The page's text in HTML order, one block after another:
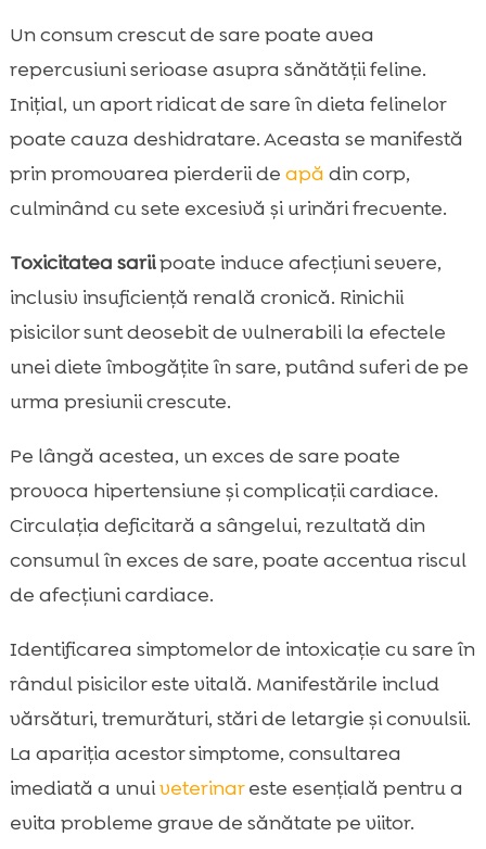
Un consum crescut de sare poate avea
repercusiuni serioase asupra sănătății feline.
Inițial, un aport ridicat de sare în dieta felinelor
poate cauza deshidratare. Aceasta se manifestă
prin promovarea pierderii de apă din corp,
culminând cu sete excesivă și urinări frecvente.
Toxicitatea sariipoate induce afecțiuni severe,
inclusiv insuficiență renală cronică. Rinichii
pisicilor sunt deosebit de vulnerabili la efectele
unei diete îmbogățite în sare, putând suferi de pe
urma presiunii crescute.
Pe lângă acestea, un exces de sare poate
provoca hipertensiune și complicații cardiace.
Circulația deficitară a sângelui, rezultată din
consumul în exces de sare, poate accentua riscul
de afecțiuni cardiace.
Identificarea simptomelor de intoxicație cu sare în
rândul pisicilor este vitală. Manifestările includ
vărsături, tremurături, stări de letargie și convulsii.
La apariția acestor simptome, consultarea
imediată a unuiveterinareste esențială pentru a
evita probleme grave de sănătate pe viitor.